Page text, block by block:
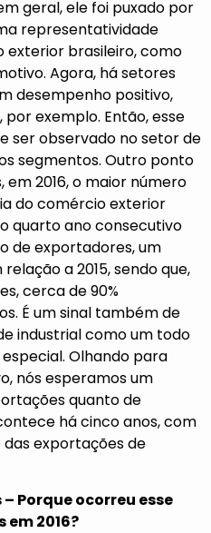
geral, ele foi puxado por
representatividade
exterior brasileiro, como
Agora, há setores
desempenho positivo,
exemplo. Então, esse
ser observado no setor de
segmentos. Outro ponto
em 2016, o maior número
do comércio exterior
o quarto ano consecutivo
de exportadores, um
a 2015, sendo que,
cerca de 90%
É um sinal também de
industrial como um todo
Olhando para
nós esperamos um
quanto de
há cinco anos, com
exportações de
Porque ocorreu esse
2016?